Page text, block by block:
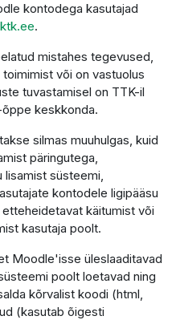
kontodega kasutajad
.
mistahes tegevused,
või on vastuolus
tuvastamisel on TTK-il
keskkonda.
silmas muuhulgas, kuid
päringutega,
lisamist süsteemi,
kontodele ligipääsu
käitumist või
kasutaja poolt.
Moodle'isse üleslaaditavad
poolt loetavad ning
kõrvalist koodi (html,
(kasutab õigesti